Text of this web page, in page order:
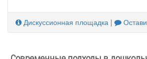
Дискуссионная площадка |